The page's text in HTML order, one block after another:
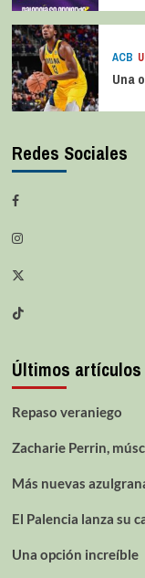
ACB
Una
Redes Sociales
Últimos artículos
Repaso veraniego
Zacharie Perrin,
Más nuevas
El Palencia lanza su
Una opción increíble